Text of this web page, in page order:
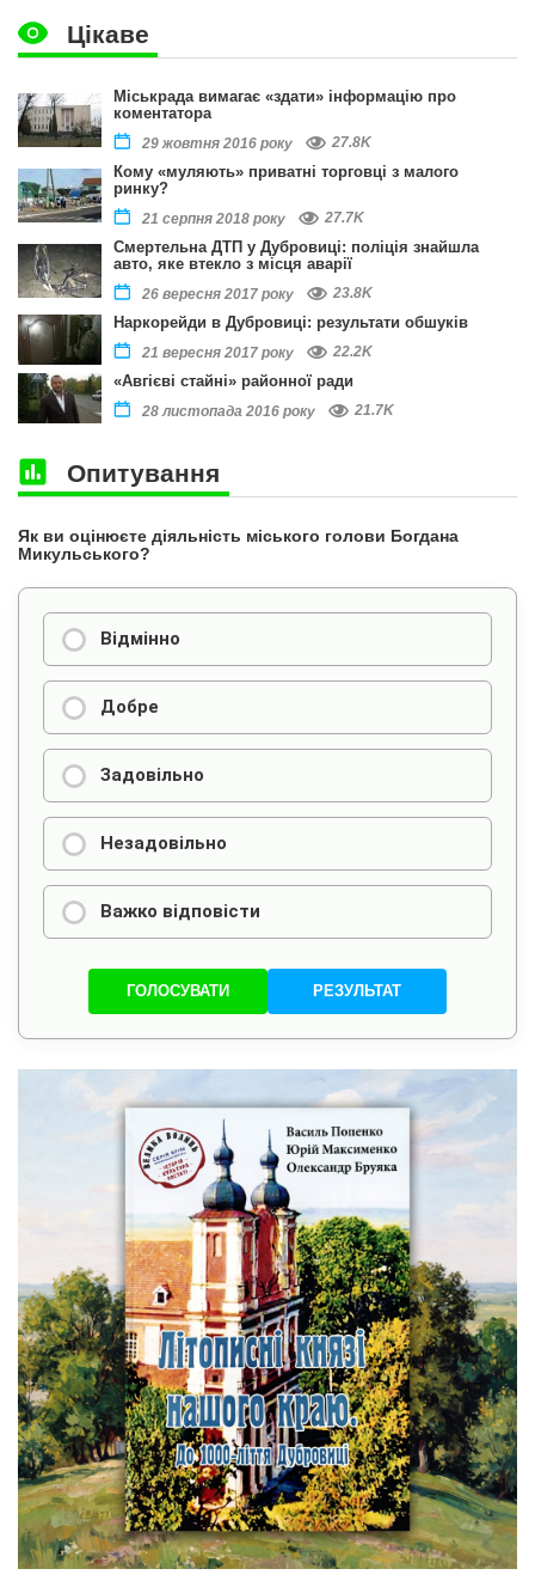
Цікаве
Міськрада вимагає «здати» інформацію про
коментатора
29 жовтня 2016 року 27.8K
Кому «муляють» приватні торговці з малого
ринку?
21 серпня 2018 року 27.7K
Смертельна ДТП у Дубровиці: поліція знайшла
авто, яке втекло з місця аварії
26 вересня 2017 року 23.8K
Наркорейди в Дубровиці: результати обшуків
21 вересня 2017 року 22.2K
«Авгієві стайні» районної ради
28 листопада 2016 року 21.7K
Опитування
Як ви оцінюєте діяльність міського голови Богдана
Микульського?
Відмінно
Добре
Задовільно
Незадовільно
Важко відповісти
ГОЛОСУВАТИ РЕЗУЛЬТАТ